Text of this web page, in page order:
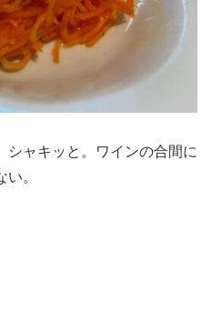
シャキッと。ワインの合間に
。